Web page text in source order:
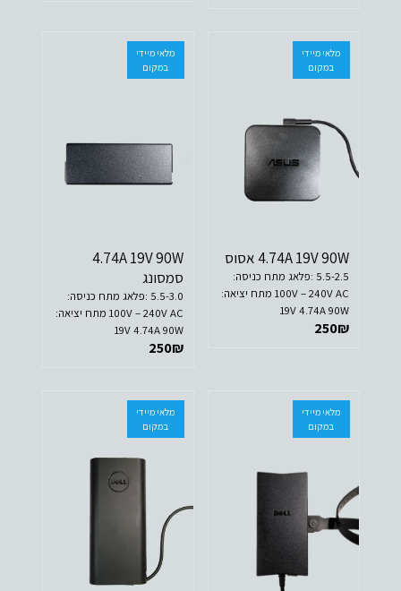
מלאי מיידי
במקום
4.74A 19V 90W אסוס
5.5-2.5 :פלאג מתח כניסה:
100V – 240V AC מתח יציאה:
19V 4.74A 90W
250₪
מלאי מיידי
במקום
4.74A 19V 90W
סמסונג
5.5-3.0 :פלאג מתח כניסה:
100V – 240V AC מתח יציאה:
19V 4.74A 90W
250₪
מלאי מיידי
במקום
מלאי מיידי
במקום